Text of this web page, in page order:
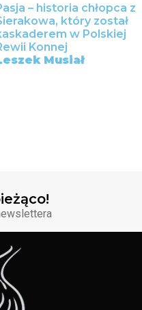
– historia chłopca z
który został
w Polskiej
Konnej
Musiał